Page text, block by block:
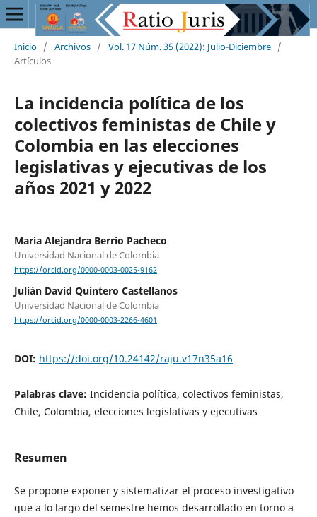
Inicio / Archivos / Vol. 17 Núm. 35 (2022): Julio-Diciembre /
Artículos
La incidencia política de los
colectivos feministas de Chile y
Colombia en las elecciones
legislativas y ejecutivas de los
años 2021 y 2022
Maria Alejandra Berrio Pacheco
Universidad Nacional de Colombia
https://orcid.org/0000-0003-0025-9162
Julián David Quintero Castellanos
Universidad Nacional de Colombia
https://orcid.org/0000-0003-2266-4601
DOI: https://doi.org/10.24142/raju.v17n35a16
Palabras clave: Incidencia política, colectivos feministas,
Chile, Colombia, elecciones legislativas y ejecutivas
Resumen
Se propone exponer y sistematizar el proceso investigativo
que a lo largo del semestre hemos desarrollado en torno a